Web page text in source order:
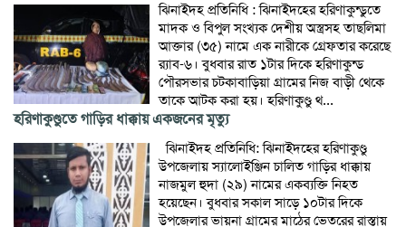
ঝিনাইদহ প্রতিনিধি : ঝিনাইদহের হরিণাকুন্ডুতে
মাদক ও বিপুল সংখ্যক দেশীয় অস্ত্রসহ তাছলিমা
আক্তার (৩৫) নামে এক নারীকে গ্রেফতার করেছে
র‌্যাব-৬। বুধবার রাত ১টার দিকে হরিণাকুন্ড
পৌরসভার চটকাবাড়িয়া গ্রামের নিজ বাড়ী থেকে
তাকে আটক করা হয়। হরিণাকুণ্ডু থ...
হরিণাকুণ্ডুতে গাড়ির ধাক্কায় একজনের মৃত্যু
ঝিনাইদহ প্রতিনিধি: ঝিনাইদহের হরিণাকুণ্ডু
উপজেলায় স্যালোইঞ্জিন চালিত গাড়ির ধাক্কায়
নাজমুল হুদা (২৯) নামের একব্যক্তি নিহত
হয়েছেন। বুধবার সকাল সাড়ে ১০টার দিকে
উপজেলার ভায়না গ্রামের মাঠের ভেতরের রাস্তায়